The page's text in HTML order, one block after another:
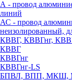
А - провод
линий
АС - провод
неизолированный,
КВВГ, КВВГнг,
КВВГ
КВВГнг
КВВГнг-LS
БПВЛ, ВПП, МКШ,